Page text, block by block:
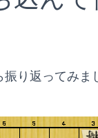
り返ってみ